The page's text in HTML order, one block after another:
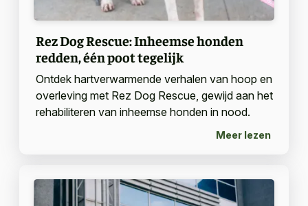
Rez Dog Rescue: Inheemse honden
redden, één poot tegelijk
Ontdek hartverwarmende verhalen van hoop en
overleving met Rez Dog Rescue, gewijd aan het
rehabiliteren van inheemse honden in nood.
Meer lezen